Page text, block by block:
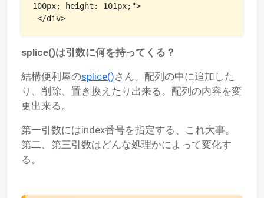
100px; height: 101px;">
</div>
splice()は引数に何を持ってくる？
結構便利屋のsplice()さん。配列の中に追加した
り、削除、置き換えたり出来る。配列の内容を変
更出来る。
第一引数にはindex番号を指定する、これ大事。
第二、第三引数はどんな処理かによって変化す
る。